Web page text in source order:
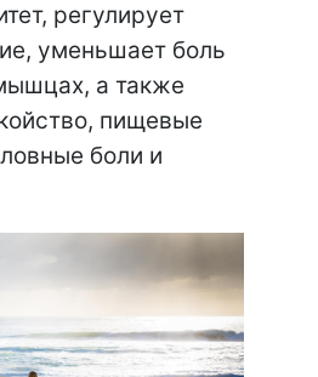
регулирует
уменьшает боль
а также
пищевые
боли и